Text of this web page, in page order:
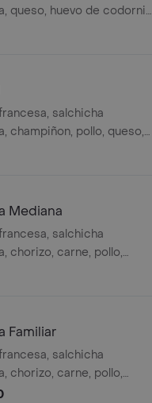
queso, huevo de codorniz
salchicha
champiñon, pollo, queso,
y salsas.
Mediana
salchicha
chorizo, carne, pollo,
lechuga, mazorca
Familiar
salchicha
chorizo, carne, pollo,
lechuga, mazorca